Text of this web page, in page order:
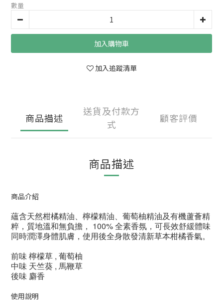
數量
加入購物車
加入追蹤清單
商品描述
送貨及付款方
式
顧客評價
商品描述
商品介紹
蘊含天然柑橘精油、檸檬精油、葡萄柚精油及有機蘆薈精
粹，質地溫和無負擔， 100% 全素香氛，可長效舒緩體味
同時潤澤身體肌膚，使用後全身散發清新草本柑橘香氣。
前味 檸檬草 , 葡萄柚
中味 天竺葵 , 馬鞭草
後味 麝香
使用說明